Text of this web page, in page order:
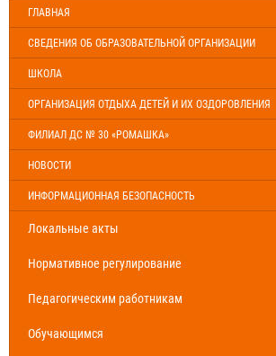
ГЛАВНАЯ
СВЕДЕНИЯ ОБ ОБРАЗОВАТЕЛЬНОЙ ОРГАНИЗАЦИИ
ШКОЛА
ОРГАНИЗАЦИЯ ОТДЫХА ДЕТЕЙ И ИХ ОЗДОРОВЛЕНИЯ
ФИЛИАЛ ДС № 30 «РОМАШКА»
НОВОСТИ
ИНФОРМАЦИОННАЯ БЕЗОПАСНОСТЬ
Локальные акты
Нормативное регулирование
Педагогическим работникам
Обучающимся